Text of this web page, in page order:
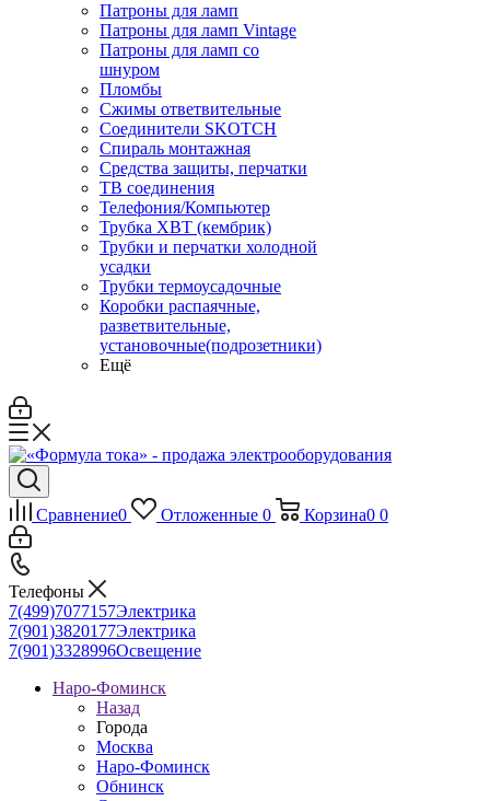
Патроны для ламп
Патроны для ламп Vintage
Патроны для ламп со
шнуром
Пломбы
Сжимы ответвительные
Соединители SKOTCH
Спираль монтажная
Средства защиты, перчатки
ТВ соединения
Телефония/Компьютер
Трубка ХВТ (кембрик)
Трубки и перчатки холодной
усадки
Трубки термоусадочные
Коробки распаячные,
разветвительные,
установочные(подрозетники)
Ещё
Сравнение0 Отложенные 0 Корзина0 0
Телефоны
7(499)7077157Электрика
7(901)3820177Электрика
7(901)3328996Освещение
Наро-Фоминск
Назад
Города
Москва
Наро-Фоминск
Обнинск